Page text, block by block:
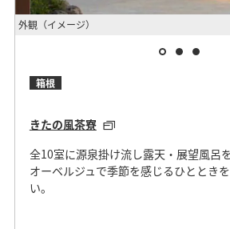
外観（イメージ）
箱根
きたの風茶寮
全10室に源泉掛け流し露天・展望風
オーベルジュで季節を感じるひととき
い。